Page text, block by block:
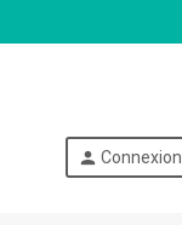
person Connexion